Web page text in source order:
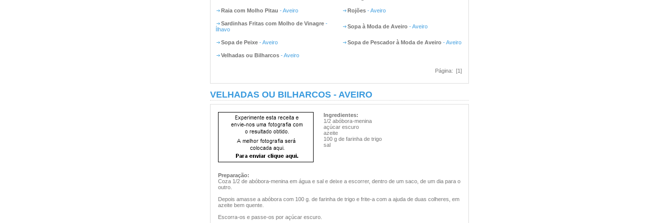
Raia com Molho Pitau - Aveiro Rojões - Aveiro
Sardinhas Fritas com Molho de Vinagre -
Ílhavo
Sopa à Moda de Aveiro - Aveiro
Sopa de Peixe - Aveiro Sopa de Pescador à Moda de Aveiro - Aveiro
Velhadas ou Bilharcos - Aveiro
Página: [1]
VELHADAS OU BILHARCOS - AVEIRO
Ingredientes:
1/2 abóbora-menina
açúcar escuro
azeite
100 g de farinha de trigo
sal
Preparação:
Coza 1/2 de abóbora-menina em água e sal e deixe a escorrer, dentro de um saco, de um dia para o
outro.
Depois amasse a abóbora com 100 g. de farinha de trigo e frite-a com a ajuda de duas colheres, em
azeite bem quente.
Escorra-os e passe-os por açúcar escuro.